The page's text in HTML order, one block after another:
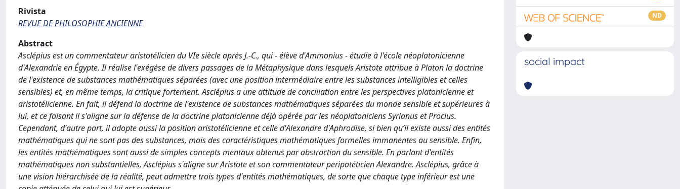
Rivista
REVUE DE PHILOSOPHIE ANCIENNE
Abstract
Asclépius est un commentateur aristotélicien du VIe siècle après J.-C., qui - élève d'Ammonius - étudie à l'école néoplatonicienne
d'Alexandrie en Égypte. Il réalise l'exégèse de divers passages de la Métaphysique dans lesquels Aristote attribue à Platon la doctrine
de l'existence de substances mathématiques séparées (avec une position intermédiaire entre les substances intelligibles et celles
sensibles) et, en même temps, la critique fortement. Asclépius a une attitude de conciliation entre les perspectives platonicienne et
aristotélicienne. En fait, il défend la doctrine de l'existence de substances mathématiques séparées du monde sensible et supérieures à
lui, et ce faisant il s'aligne sur la défense de la doctrine platonicienne déjà opérée par les néoplatoniciens Syrianus et Proclus.
Cependant, d'autre part, il adopte aussi la position aristotélicienne et celle d'Alexandre d'Aphrodise, si bien qu’il existe aussi des entités
mathématiques qui ne sont pas des substances, mais des caractéristiques mathématiques formelles immanentes au sensible. Enfin,
les entités mathématiques sont aussi de simples concepts mentaux obtenus par abstraction du sensible. En parlant d'entités
mathématiques non substantielles, Asclépius s'aligne sur Aristote et son commentateur peripatéticien Alexandre. Asclépius, grâce à
une vision hiérarchisée de la réalité, peut admettre trois types d'entités mathématiques, de sorte que chaque type inférieur est une
ND
social impact